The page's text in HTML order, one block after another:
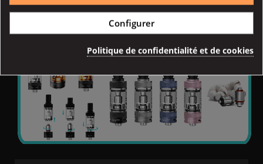
Un fonctionnement très simple et intuitif avec juste ce qu'il faut
pour monter en puissance sans endommager la résistance.
CLEAROMISEUR JUSTFOG Q16 PRO
Configurer
Politique de confidentialité et de cookies